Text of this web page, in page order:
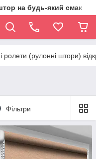
на будь-який смак
ролети (рулонні штори)
Фільтри